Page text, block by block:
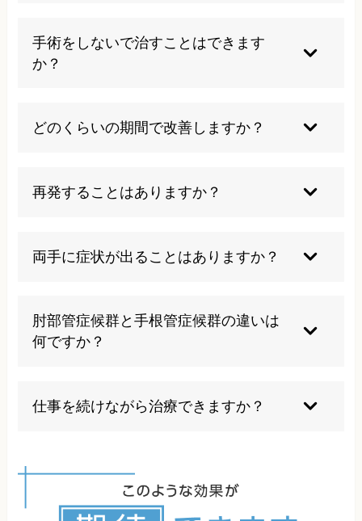
作業は避けるべきです。また、症状を悪化させる
可能性のある反復動作も控えることが大切です。
手術をしないで治すことはできます
か？
ります。ただし、筋肉の萎縮や変形が進行してい
る場合は手術が必要になることもあります。
どのくらいの期間で改善しますか？
法では数週間から数ヶ月、手術の場合は術後の回
復に半年から1年程度かかることがあります。
再発することはありますか？
慣が改善されていない場合は再発する可能性があ
ります。予防対策を継続することが重要です。
両手に症状が出ることはありますか？
現れることもあります。特に職業性の要因がある
場合は両側発症のリスクが高まります。
肘部管症候群と手根管症候群の違いは
何ですか？
根管症候群は親指から中指のしびれが特徴です。
圧迫される神経と部位が異なります。
仕事を続けながら治療できますか？
夫することで仕事を続けながら治療が可能です。
重度の場合は一時的な作業制限が必要になること
もあります。